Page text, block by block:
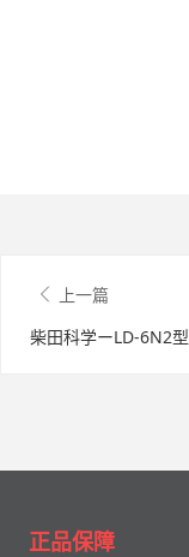
上一篇
柴田科学ーLD-6N2型
正品保障